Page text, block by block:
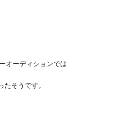
オーディションでは
そうです。